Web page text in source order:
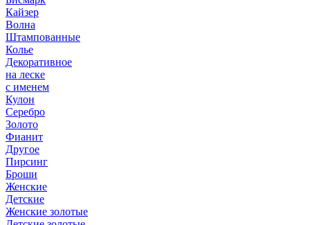
Кайзер
Волна
Штампованные
Колье
Декоративное
на леске
с именем
Кулон
Серебро
Золото
Фианит
Другое
Пирсинг
Броши
Женские
Детские
Женские золотые